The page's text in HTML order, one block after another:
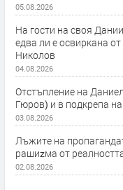
05.08.2026
На гости на своя
едва ли е освиркана
Николов
04.08.2026
Отстъпление на
Гюров) и в подкрепа
03.08.2026
Лъжите на
рашиzма от
02.08.2026